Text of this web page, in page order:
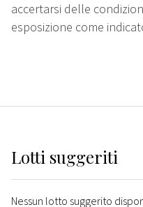
accertarsi delle
esposizione come
Lotti suggeriti
Nessun lotto suggerito